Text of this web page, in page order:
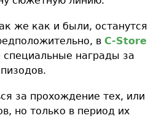
же как и были, останутся
в C-Store
награды за
за прохождение тех, или
но только в период их